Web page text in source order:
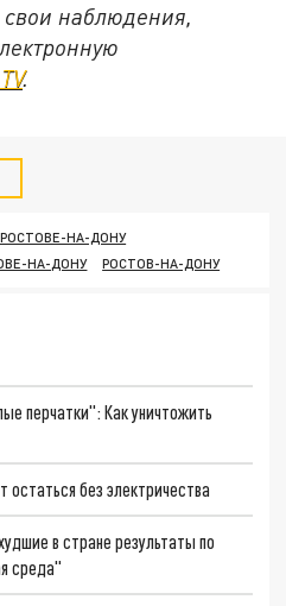
наблюдения,
.
НА-ДОНУ
НА-ДОНУ
РОСТОВ-НА-ДОНУ
перчатки": Как уничтожить
остаться без электричества
в стране результаты по
среда"